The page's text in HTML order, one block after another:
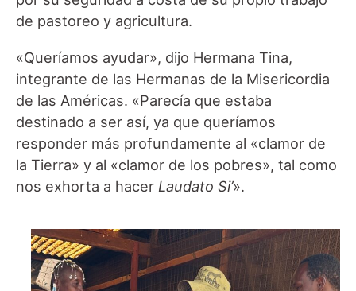
de pastoreo y agricultura.
«Queríamos ayudar», dijo Hermana Tina,
integrante de las Hermanas de la Misericordia
de las Américas. «Parecía que estaba
destinado a ser así, ya que queríamos
responder más profundamente al «clamor de
la Tierra» y al «clamor de los pobres», tal como
nos exhorta a hacer Laudato Si’».